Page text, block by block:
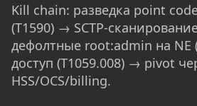
Kill chain: разведка point
(T1590) → SCTP-
дефолтные root:admin на NE
доступ (T1059.008) → pivot
HSS/OCS/billing.